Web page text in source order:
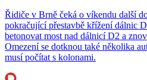
Řidiče v Brně čeká o víkendu další
pokračující přestavbě křížení dálnic
betonovat most nad dálnicí D2 a
Omezení se dotknou také několika
musí počítat s kolonami.